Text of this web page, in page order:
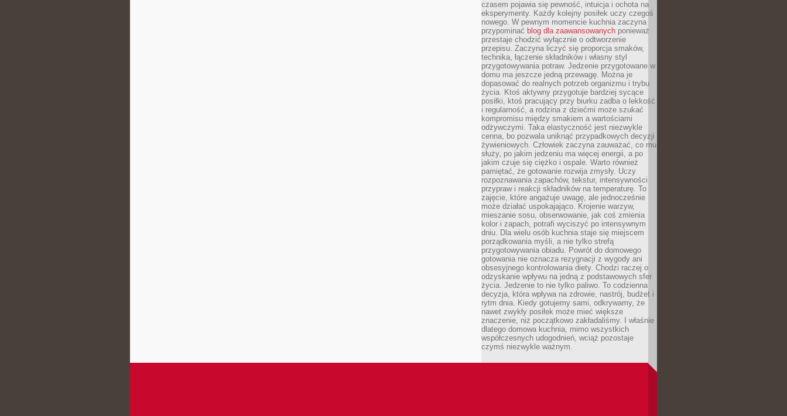
czasem pojawia się pewność, intuicja i ochota na
eksperymenty. Każdy kolejny posiłek uczy czegoś
nowego. W pewnym momencie kuchnia zaczyna
przypominać blog dla zaawansowanych ponieważ
przestaje chodzić wyłącznie o odtworzenie
przepisu. Zaczyna liczyć się proporcja smaków,
technika, łączenie składników i własny styl
przygotowywania potraw. Jedzenie przygotowane w
domu ma jeszcze jedną przewagę. Można je
dopasować do realnych potrzeb organizmu i trybu
życia. Ktoś aktywny przygotuje bardziej sycące
posiłki, ktoś pracujący przy biurku zadba o lekkość
i regularność, a rodzina z dziećmi może szukać
kompromisu między smakiem a wartościami
odżywczymi. Taka elastyczność jest niezwykle
cenna, bo pozwala uniknąć przypadkowych decyzji
żywieniowych. Człowiek zaczyna zauważać, co mu
służy, po jakim jedzeniu ma więcej energii, a po
jakim czuje się ciężko i ospale. Warto również
pamiętać, że gotowanie rozwija zmysły. Uczy
rozpoznawania zapachów, tekstur, intensywności
przypraw i reakcji składników na temperaturę. To
zajęcie, które angażuje uwagę, ale jednocześnie
może działać uspokajająco. Krojenie warzyw,
mieszanie sosu, obserwowanie, jak coś zmienia
kolor i zapach, potrafi wyciszyć po intensywnym
dniu. Dla wielu osób kuchnia staje się miejscem
porządkowania myśli, a nie tylko strefą
przygotowywania obiadu. Powrót do domowego
gotowania nie oznacza rezygnacji z wygody ani
obsesyjnego kontrolowania diety. Chodzi raczej o
odzyskanie wpływu na jedną z podstawowych sfer
życia. Jedzenie to nie tylko paliwo. To codzienna
decyzja, która wpływa na zdrowie, nastrój, budżet i
rytm dnia. Kiedy gotujemy sami, odkrywamy, że
nawet zwykły posiłek może mieć większe
znaczenie, niż początkowo zakładaliśmy. I właśnie
dlatego domowa kuchnia, mimo wszystkich
współczesnych udogodnień, wciąż pozostaje
czymś niezwykle ważnym.